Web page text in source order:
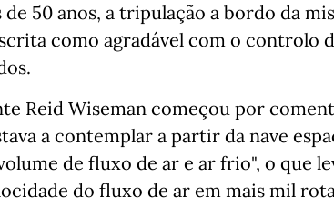
de 50 anos, a tripulação a bordo da
como agradável com o controlo
Reid Wiseman começou por
a contemplar a partir da nave
de fluxo de ar e ar frio", o que
do fluxo de ar em mais mil